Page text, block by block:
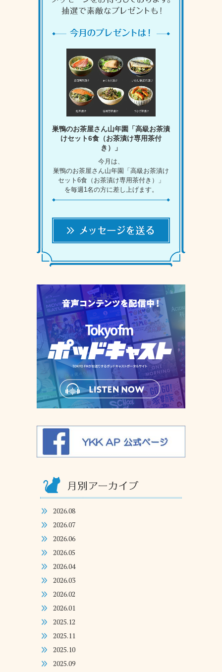
巣鴨のお茶屋さん山年園「高級お茶漬
けセット6食（お茶漬け専用茶付
き）」
今月は、
巣鴨のお茶屋さん山年園「高級お茶漬け
セット6食（お茶漬け専用茶付き）」
を毎週1名の方に差し上げます。
2026.08
2026.07
2026.06
2026.05
2026.04
2026.03
2026.02
2026.01
2025.12
2025.11
2025.10
2025.09